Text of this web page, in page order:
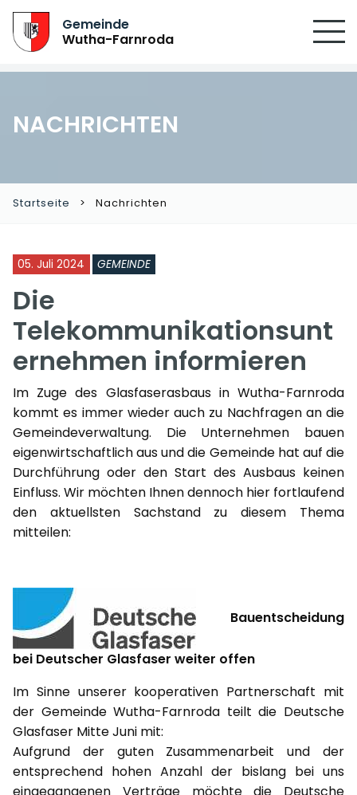
Gemeinde
Wutha-Farnroda
NACHRICHTEN
Startseite Nachrichten
05. Juli 2024 GEMEINDE
Die
Telekommunikationsunt
ernehmen informieren
Im Zuge des Glasfaserasbaus in Wutha-Farnroda
kommt es immer wieder auch zu Nachfragen an die
Gemeindeverwaltung. Die Unternehmen bauen
eigenwirtschaftlich aus und die Gemeinde hat auf die
Durchführung oder den Start des Ausbaus keinen
Einfluss. Wir möchten Ihnen dennoch hier fortlaufend
den aktuellsten Sachstand zu diesem Thema
mitteilen:
Bauentscheidung
bei Deutscher Glasfaser weiter offen
Im Sinne unserer kooperativen Partnerschaft mit
der Gemeinde Wutha-Farnroda teilt die Deutsche
Glasfaser Mitte Juni mit:
Aufgrund der guten Zusammenarbeit und der
entsprechend hohen Anzahl der bislang bei uns